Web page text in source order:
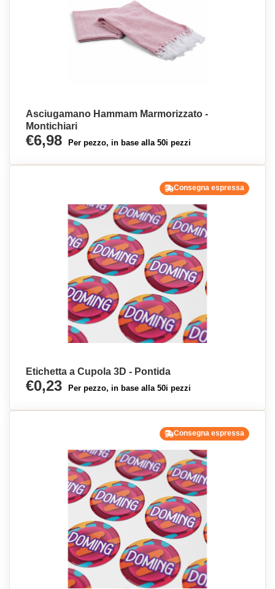
Asciugamano Hammam Marmorizzato -
Montichiari
€6,98 Per pezzo, in base alla 50i pezzi
Consegna espressa
Etichetta a Cupola 3D - Pontida
€0,23 Per pezzo, in base alla 50i pezzi
Consegna espressa